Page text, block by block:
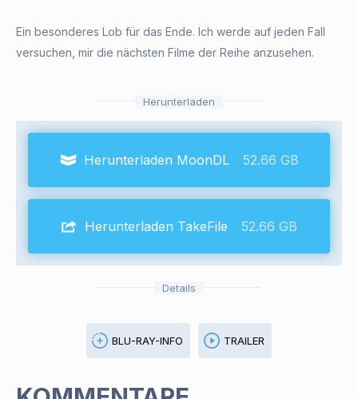
Ein besonderes Lob für das Ende. Ich werde auf jeden Fall
versuchen, mir die nächsten Filme der Reihe anzusehen.
Herunterladen
Herunterladen MoonDL 52.66 GB
Herunterladen TakeFile 52.66 GB
Details
BLU-RAY-INFO TRAILER